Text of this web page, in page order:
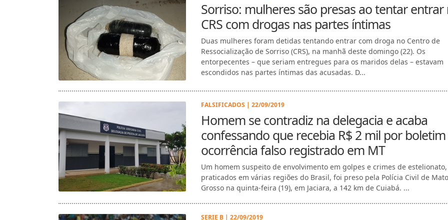
Sorriso: mulheres são presas ao tentar entrar
CRS com drogas nas partes íntimas
Duas mulheres foram detidas tentando entrar com droga no Centro de
Ressocialização de Sorriso (CRS), na manhã deste domingo (22). Os
entorpecentes – que seriam entregues para os maridos delas – estavam
escondidos nas partes íntimas das acusadas. D...
FALSIFICADOS | 22/09/2019
Homem se contradiz na delegacia e acaba
confessando que recebia R$ 2 mil por
ocorrência falso registrado em MT
Um homem suspeito de envolvimento em golpes e crimes de estelionato,
praticados em várias regiões do Brasil, foi preso pela Polícia Civil de Mato
Grosso na quinta-feira (19), em Jaciara, a 142 km de Cuiabá. ...
SERIE B | 22/09/2019